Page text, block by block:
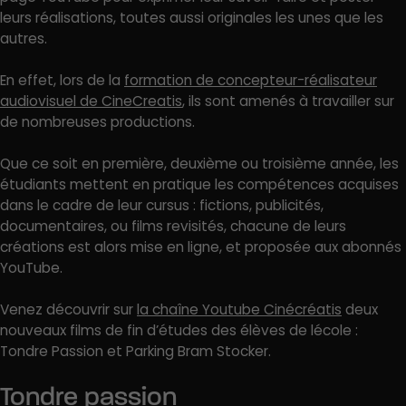
leurs réalisations, toutes aussi originales les unes que les
autres.
En effet, lors de la formation de concepteur-réalisateur
audiovisuel de CineCreatis, ils sont amenés à travailler sur
de nombreuses productions.
Que ce soit en première, deuxième ou troisième année, les
étudiants mettent en pratique les compétences acquises
dans le cadre de leur cursus : fictions, publicités,
documentaires, ou films revisités, chacune de leurs
créations est alors mise en ligne, et proposée aux abonnés
YouTube.
Venez découvrir surla chaîne Youtube Cinécréatis deux
nouveaux films de fin d’études des élèves de lécole :
Tondre Passion et Parking Bram Stocker.
Tondre passion